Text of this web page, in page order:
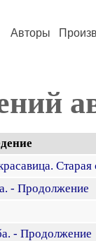
Авторы
Старая
- Продолжение
- Продолжение